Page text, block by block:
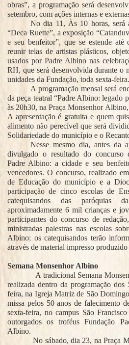
obras”, a programação será
setembro, com ações internas e
No dia 11, Às 10 horas, será
“Deca Ruette”, a exposição
e seu benfeitor”, que se estende
reunir telas de artistas plásticos,
usados por Padre Albino nas
RH, que será desenvolvida durante o
unidades da Fundação, toda sexta-feira.
A programação mensal será
da peça teatral “Padre Albino: legado
às 20h30, na Praça Monsenhor
A apresentação é gratuita e quem
alimento não perecível que será
Solidariedade do município e o
Nesse mesmo dia, antes da
divulgado o resultado do concurso
Padre Albino: a cidade e seu
vencedores. O concurso, realizado
de Educação do município e a
participação de cinco escolas de
catequisandos das paróquias
aproximadamente 6 mil crianças e
participantes do concurso de
ministradas palestras nas escolas
Albino; os catequisandos terão
através de material impresso
Semana Monsenhor Albino
A tradicional Semana
realizada dentro da programação
feira, na Igreja Matriz de São
missa pelos 50 anos de falecimento
sexta-feira, no campus São
outorgados os troféus Fundação
Albino.
No sábado, dia 23, na Praça